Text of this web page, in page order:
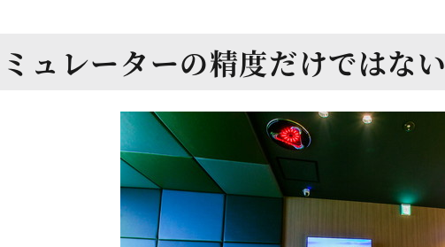
ュレーターの精度だけではない